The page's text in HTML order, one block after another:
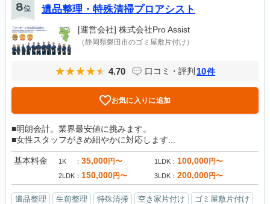
8位 遺品整理・特殊清掃プロアシスト
[運営会社] 株式会社Pro Assist
（静岡県磐田市のゴミ屋敷片付け）
4.70 口コミ・評判 10件
お気に入りに追加
■明朗会計。業界最安値に挑みます。
■女性スタッフがきめ細やかに対応します...
基本料金 1K 35,000円〜 1LDK 100,000円〜
2LDK 150,000円〜 3LDK 200,000円〜
遺品整理 生前整理 特殊清掃 空き家片付け
ゴミ屋敷片付け